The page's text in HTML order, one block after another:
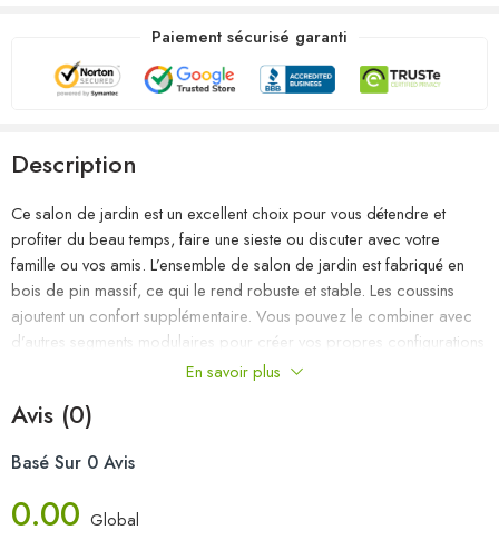
Paiement sécurisé garanti
Description
Ce salon de jardin est un excellent choix pour vous détendre et
profiter du beau temps, faire une sieste ou discuter avec votre
famille ou vos amis. L’ensemble de salon de jardin est fabriqué en
bois de pin massif, ce qui le rend robuste et stable. Les coussins
ajoutent un confort supplémentaire. Vous pouvez le combiner avec
d’autres segments modulaires pour créer vos propres configurations
de salon de jardin ! Remarque : afin de prolonger la durée de vie
avec une housse imperméable.
Couleur : Blanc
Matériau : bois de pin massif, tissu (100 % polyester)
En savoir plus
Avis (0)
Basé Sur 0 Avis
0.00 Global